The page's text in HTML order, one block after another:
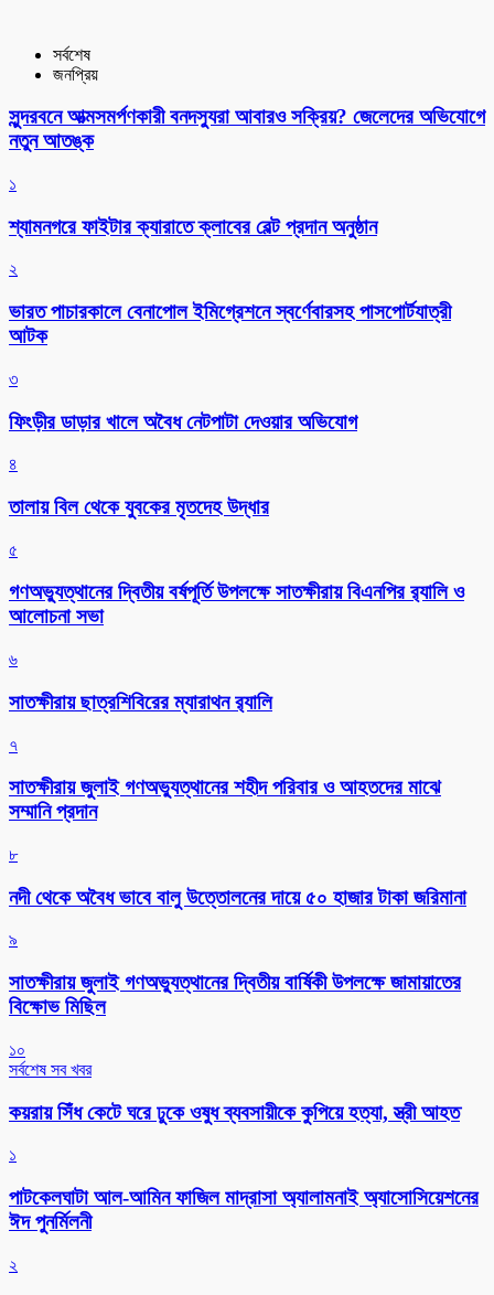
সর্বশেষ
জনপ্রিয়
সুন্দরবনে আত্মসমর্পণকারী বনদস্যুরা আবারও সক্রিয়? জেলেদের অভিযোগে
নতুন আতঙ্ক
১
শ্যামনগরে ফাইটার ক্যারাতে ক্লাবের বেল্ট প্রদান অনুষ্ঠান
২
ভারত পাচারকালে বেনাপোল ইমিগ্রেশনে স্বর্ণেবারসহ পাসপোর্টযাত্রী
আটক
৩
ফিংড়ীর ডাড়ার খালে অবৈধ নেটপাটা দেওয়ার অভিযোগ
৪
তালায় বিল থেকে যুবকের মৃতদেহ উদ্ধার
৫
গণঅভ্যুত্থানের দ্বিতীয় বর্ষপূর্তি উপলক্ষে সাতক্ষীরায় বিএনপির র‌্যালি ও
আলোচনা সভা
৬
সাতক্ষীরায় ছাত্রশিবিরের ম্যারাথন র‌্যালি
৭
সাতক্ষীরায় জুলাই গণঅভ্যুত্থানের শহীদ পরিবার ও আহতদের মাঝে
সম্মানি প্রদান
৮
নদী থেকে অবৈধ ভাবে বালু উত্তোলনের দায়ে ৫০ হাজার টাকা জরিমানা
৯
সাতক্ষীরায় জুলাই গণঅভ্যুত্থানের দ্বিতীয় বার্ষিকী উপলক্ষে জামায়াতের
বিক্ষোভ মিছিল
১০
সর্বশেষ সব খবর
কয়রায় সিঁধ কেটে ঘরে ঢুকে ওষুধ ব্যবসায়ীকে কুপিয়ে হত্যা, স্ত্রী আহত
১
পাটকেলঘাটা আল-আমিন ফাজিল মাদ্রাসা অ্যালামনাই অ্যাসোসিয়েশনের
ঈদ পুনর্মিলনী
২